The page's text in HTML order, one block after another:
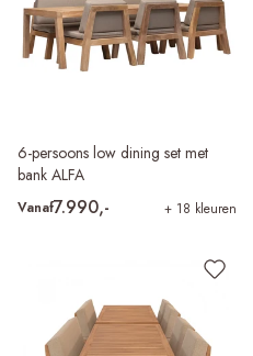
6-persoons low dining set met
bank ALFA
Vanaf7.990,- + 18 kleuren